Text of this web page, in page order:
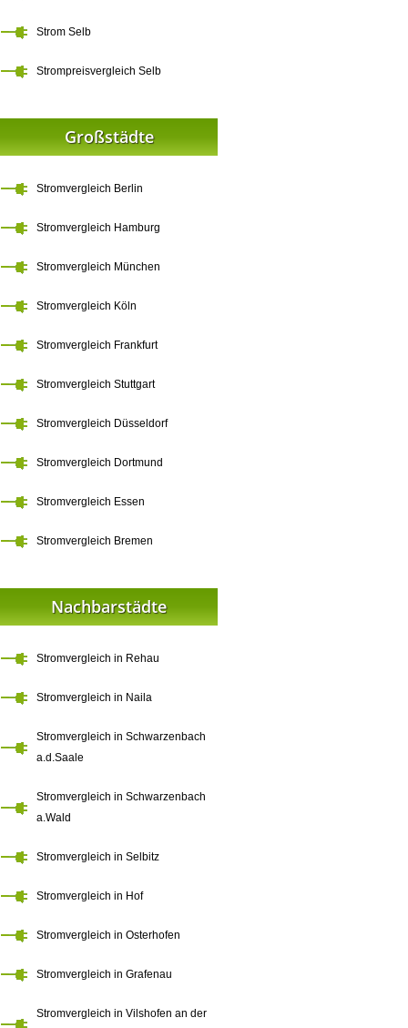
Strom Selb
Strompreisvergleich Selb
Großstädte
Stromvergleich Berlin
Stromvergleich Hamburg
Stromvergleich München
Stromvergleich Köln
Stromvergleich Frankfurt
Stromvergleich Stuttgart
Stromvergleich Düsseldorf
Stromvergleich Dortmund
Stromvergleich Essen
Stromvergleich Bremen
Nachbarstädte
Stromvergleich in Rehau
Stromvergleich in Naila
Stromvergleich in Schwarzenbach
a.d.Saale
Stromvergleich in Schwarzenbach
a.Wald
Stromvergleich in Selbitz
Stromvergleich in Hof
Stromvergleich in Osterhofen
Stromvergleich in Grafenau
Stromvergleich in Vilshofen an der